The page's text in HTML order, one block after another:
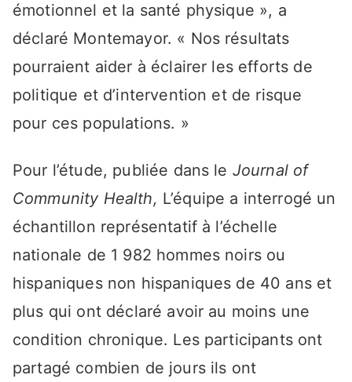
émotionnel et la santé physique », a
déclaré Montemayor. « Nos résultats
pourraient aider à éclairer les efforts de
politique et d’intervention et de risque
pour ces populations. »
Pour l’étude, publiée dans le Journal of
Community Health, L’équipe a interrogé un
échantillon représentatif à l’échelle
nationale de 1 982 hommes noirs ou
hispaniques non hispaniques de 40 ans et
plus qui ont déclaré avoir au moins une
condition chronique. Les participants ont
partagé combien de jours ils ont